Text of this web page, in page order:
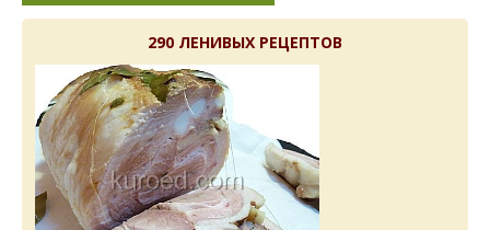
290 ЛЕНИВЫХ РЕЦЕПТОВ